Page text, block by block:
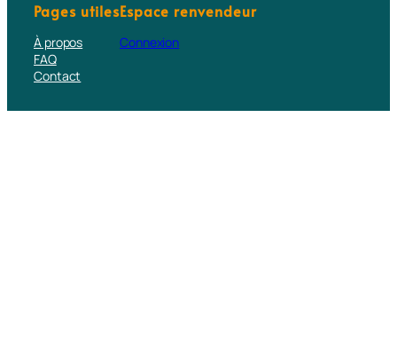
Pages utiles
À propos
FAQ
Contact
Espace renvendeur
Connexion